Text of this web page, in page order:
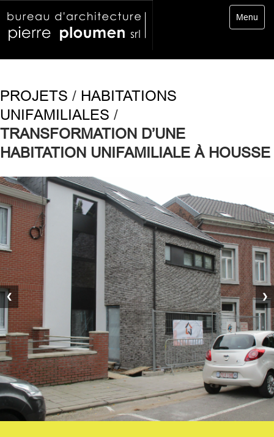
Toggle
Menu
PROJETS / HABITATIONS
UNIFAMILIALES /
TRANSFORMATION D’UNE
HABITATION UNIFAMILIALE À HOUSSE
❮ ❯